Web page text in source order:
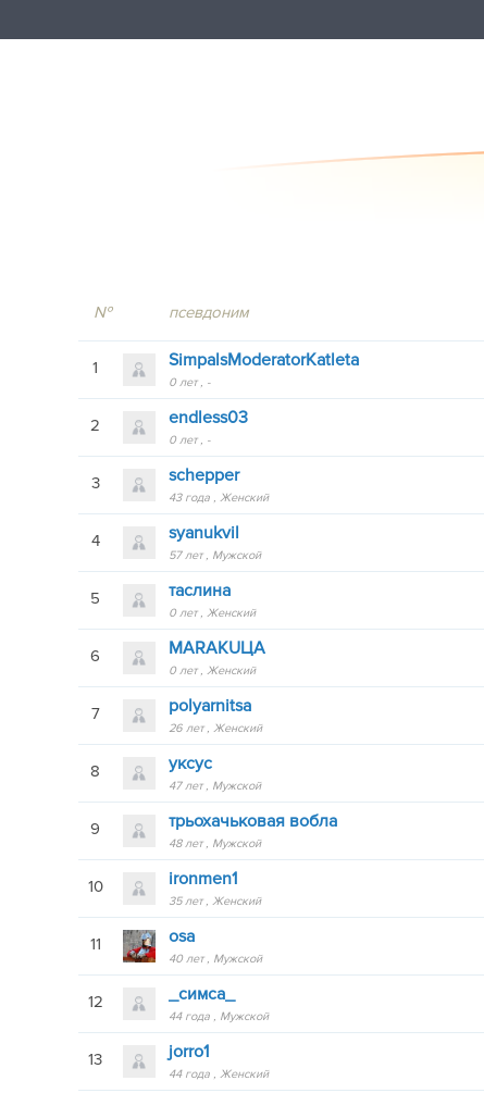
№ псевдоним
1 SimpalsModeratorKatleta
0 лет -
2 endless03
0 лет -
3 schepper
43 года Женский
4 syanukvil
57 лет Мужской
5 таслина
0 лет Женский
6 MARAKUЦА
0 лет Женский
7 polyarnitsa
26 лет Женский
8 уксус
47 лет Мужской
9 трьохачьковая вобла
48 лет Мужской
10 ironmen1
35 лет Женский
11 osa
40 лет Мужской
12 _симса_
44 года Мужской
13 jorro1
44 года Женский